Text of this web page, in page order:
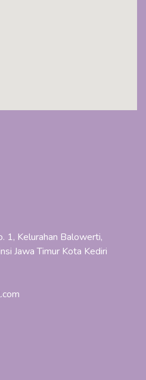
1, Kelurahan Balowerti,
Jawa Timur Kota Kediri